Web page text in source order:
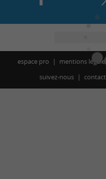
espace pro mentions légales
suivez-nous
contact